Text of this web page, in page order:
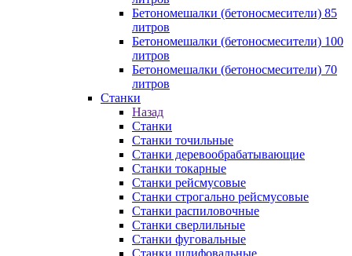
Бетономешалки (бетоносмесители) 85
литров
Бетономешалки (бетоносмесители) 100
литров
Бетономешалки (бетоносмесители) 70
литров
Станки
Назад
Станки
Станки точильные
Станки деревообрабатывающие
Станки токарные
Станки рейсмусовые
Станки строгально рейсмусовые
Станки распиловочные
Станки сверлильные
Станки фуговальные
Станки шлифовальные